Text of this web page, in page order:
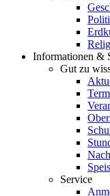
Informationen &
Gut zu
Service